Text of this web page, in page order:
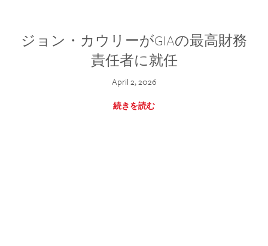
ジョン・カウリーがGIAの最高財務
責任者に就任
April 2, 2026
続きを読む